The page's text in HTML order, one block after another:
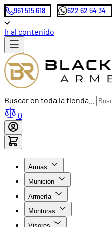
961 515 618 622 62 54 34
Ir al contenido
Buscar en toda la tienda...
0
Armas
Munición
Armería
Monturas